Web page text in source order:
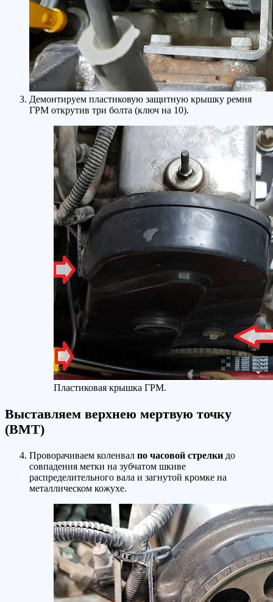
Демонтируем пластиковую защитную крышку ремня
ГРМ открутив три болта (ключ на 10).
Пластиковая крышка ГРМ.
Выставляем верхнею мертвую точку
(ВМТ)
Проворачиваем коленвал по часовой стрелки до
совпадения метки на зубчатом шкиве
распределительного вала и загнутой кромке на
металлическом кожухе.